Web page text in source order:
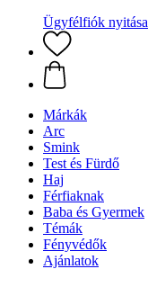
Ügyfélfiók nyitása
Márkák
Arc
Smink
Test és Fürdő
Haj
Férfiaknak
Baba és Gyermek
Témák
Fényvédők
Ajánlatok